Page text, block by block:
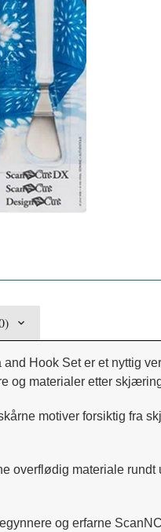
Hook Set er et nyttig
og materialer etter
motiver forsiktig fra
overflødig materiale
og erfarne